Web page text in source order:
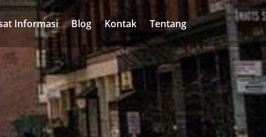
Informasi Blog Kontak Tentang